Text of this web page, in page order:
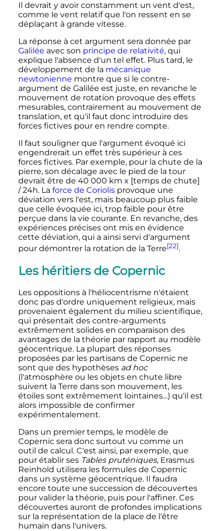
Il devrait y avoir constamment un vent d'est,
comme le vent relatif que l'on ressent en se
déplaçant à grande vitesse.
La réponse à cet argument sera donnée par
Galilée avec son principe de relativité, qui
explique l'absence d'un tel effet. Plus tard, le
développement de la mécanique
newtonienne montre que si le contre-
argument de Galilée est juste, en revanche le
mouvement de rotation provoque des effets
mesurables, contrairement au mouvement de
translation, et qu'il faut donc introduire des
forces fictives pour en rendre compte.
Il faut souligner que l'argument évoqué ici
engendrerait un effet très supérieur à ces
forces fictives. Par exemple, pour la chute de la
pierre, son décalage avec le pied de la tour
devrait être de 40 000 km x [temps de chute]
/ 24h. La force de Coriolisprovoque une
déviation vers l'est, mais beaucoup plus faible
que celle évoquée ici, trop faible pour être
perçue dans la vie courante. En revanche, des
expériences précises ont mis en évidence
cette déviation, qui a ainsi servi d'argument
pour démontrer la rotation de la Terre[22].
Les héritiers de Copernic
Les oppositions à l'héliocentrisme n'étaient
donc pas d'ordre uniquement religieux, mais
provenaient également du milieu scientifique,
qui présentait des contre-arguments
extrêmement solides en comparaison des
avantages de la théorie par rapport au modèle
géocentrique. La plupart des réponses
proposées par les partisans de Copernic ne
sont que des hypothèses ad hoc
(l'atmosphère ou les objets en chute libre
suivent la Terre dans son mouvement, les
étoiles sont extrêmement lointaines…) qu'il est
alors impossible de confirmer
expérimentalement.
Dans un premier temps, le modèle de
Copernic sera donc surtout vu comme un
outil de calcul. C'est ainsi, par exemple, que
pour établir ses Tables pruténiques, Erasmus
Reinhold utilisera les formules de Copernic
dans un système géocentrique. Il faudra
encore toute une succession de découvertes
pour valider la théorie, puis pour l'affiner. Ces
découvertes auront de profondes implications
sur la représentation de la place de l'être
humain dans l'univers.